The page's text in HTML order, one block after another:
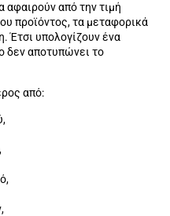
αφαιρούν από την τιμή
προϊόντος, τα μεταφορικά
Έτσι υπολογίζουν ένα
δεν αποτυπώνει το
από: